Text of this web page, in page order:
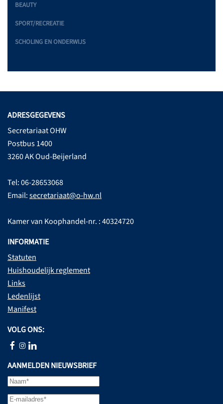
BEAUTY
SPORT/RECREATIE
SCHOLING EN ONDERWIJS
ADRESGEGEVENS
Secretariaat OHW
Postbus 1400
3260 AK Oud-Beijerland
Tel: 06-28653068
Email:secretariaat@o-hw.nl
Kamer van Koophandel-nr. : 40324720
INFORMATIE
Statuten
Huishoudelijk reglement
Links
Ledenlijst
Manifest
VOLG ONS:
AANMELDEN NIEUWSBRIEF